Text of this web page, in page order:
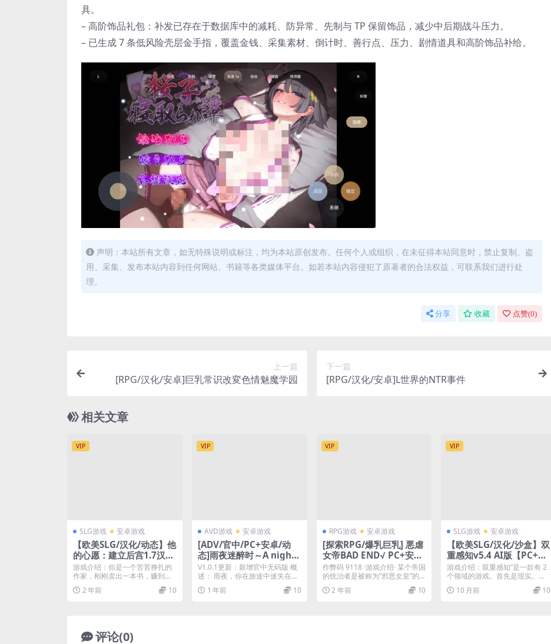
具。
– 高阶饰品礼包：补发已存在于数据库中的减耗、防异常、先制与 TP 保留饰品，减少中后期战斗压力。
– 已生成 7 条低风险壳层金手指，覆盖金钱、采集素材、倒计时、善行点、压力、剧情道具和高阶饰品补给。
声明：本站所有文章，如无特殊说明或标注，均为本站原创发布。任何个人或组织，在未征得本站同意时，禁止复制、盗
用、采集、发布本站内容到任何网站、书籍等各类媒体平台。如若本站内容侵犯了原著者的合法权益，可联系我们进行处
理。
分享 收藏 点赞(0)
上一篇
[RPG/汉化/安卓]巨乳常识改変色情魅魔学园
下一篇
[RPG/汉化/安卓]L世界的NTR事件
相关文章
VIP
SLG游戏 安卓游戏
【欧美SLG/汉化/动态】他
的心愿：建立后宫1.7汉化
版【PC+安卓/更新】
游戏介绍：你是一个苦苦挣扎的
作家，刚刚卖出一本书，赚到了
足够的钱来买房子。郊区的...
2 年前 10
VIP
AVD游戏 安卓游戏
[ADV/官中/PC+安卓/动
态]雨夜迷醉时～A night
filled with the sound o
f rain～ v1.0.1/606MB
V1.0.1更新：新增官中无码版 概
述： 雨夜，你在旅途中迷失在一
家酒吧。 在雨...
1 年前 10
VIP
RPG游戏 安卓游戏
[探索RPG/爆乳巨乳] 悪虐
女帝BAD END√ PC+安卓
AI汉化版 [1.5G]
作弊码 9118 ·游戏介绍· 某个帝国
的统治者是被称为“邪恶女皇”的
暴君埃利亚...
2 年前 10
VIP
SLG游戏 安卓游戏
【欧美SLG/汉化/沙盒】双
重感知v5.4 AI版【PC+安
卓/更新】Double Perce
ption [v5.4]
游戏介绍：双重感知“是一款有 2
个领域的游戏。首先是现实。没
什么特别的，只是普...
10 月前 10
评论(0)